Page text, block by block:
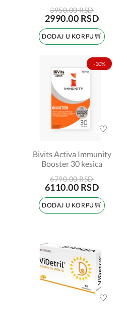
3950.00 RSD
2990.00 RSD
DODAJ U KORPU
-10%
Bivits Activa Immunity
Booster 30 kesica
6790.00 RSD
6110.00 RSD
DODAJ U KORPU